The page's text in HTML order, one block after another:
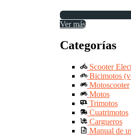
Ver más
Categorías
Scooter
Bicimotos
Motoscooter
Motos
Trimotos
Cuatrimotos
Cargueros
Manual de